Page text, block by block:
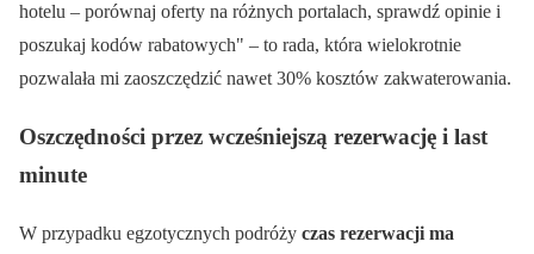
hotelu – porównaj oferty na różnych portalach, sprawdź opinie i
poszukaj kodów rabatowych
– to rada, która wielokrotnie
pozwalała mi zaoszczędzić nawet 30% kosztów zakwaterowania.
Oszczędności przez wcześniejszą rezerwację i last
minute
W przypadku egzotycznych podróży czas rezerwacji ma